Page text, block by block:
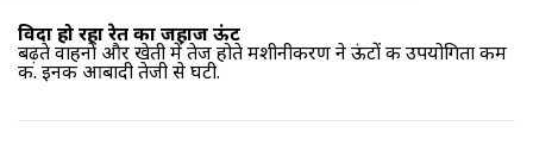
विदा हो रहा रेत का जहाज ऊंट
बढ़ते वाहनों और खेती में तेज होते मशीनीकरण ने ऊंटों की उपयोगिता कम
की. इनकी आबादी तेजी से घटी.